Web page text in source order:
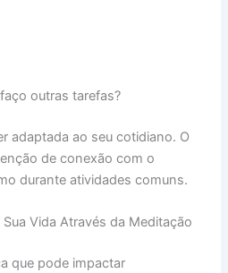
outras tarefas?
adaptada ao seu cotidiano. O
de conexão com o
durante atividades comuns.
Vida Através da Meditação
que pode impactar